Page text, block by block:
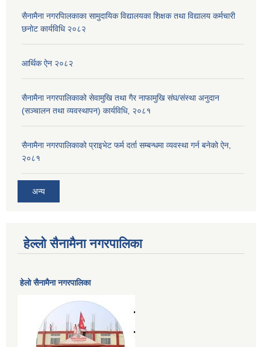
सैनामैना नगरपािलकाका सामुदायिक विद्यालयका शिक्षक तथा विद्यालय कर्मचारी
छनाेट कार्यविधि २०८२
आर्थिक ऐन २०८२
सैनामैना नगरपालिकाको सेवामुखि तथा गैर नाफामुखि संघ/संस्था अनुदान
(सञ्चालन तथा व्यवस्थापन) कार्यविधि, २०८१
सैनामैना नगरपालिकाको प्राइभेट फर्म दर्ता सम्बन्धमा व्यवस्था गर्न बनेको ऐन,
२०८१
अन्य
हेल्लो सैनामैना नगरपालिका
हेलाे सैनामैना नगरपालिका